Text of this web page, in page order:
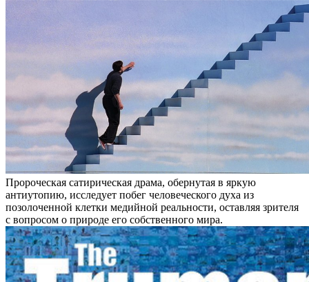
Пророческая сатирическая драма, обернутая в яркую
антиутопию, исследует побег человеческого духа из
позолоченной клетки медийной реальности, оставляя зрителя
с вопросом о природе его собственного мира.